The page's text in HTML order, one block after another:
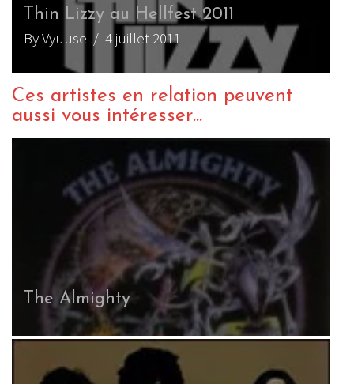
Thin Lizzy au Hellfest 2011
By Vyuuse / 4 juillet 2011
Ces artistes en relation peuvent
aussi vous intéresser...
The Almighty